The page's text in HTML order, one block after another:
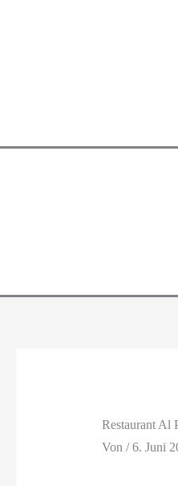
Restaurant Al
Von /6. Juni